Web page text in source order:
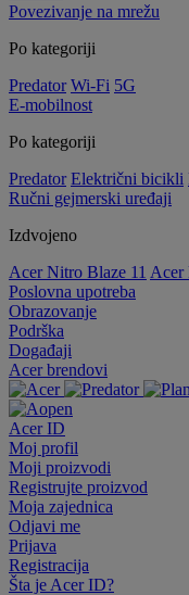
Povezivanje na mrežu
Po kategoriji
Predator Wi-Fi 5G
E-mobilnost
Po kategoriji
Predator Električni bicikli
Ručni gejmerski uređaji
Izdvojeno
Acer Nitro Blaze 11 Acer
Poslovna upotreba
Obrazovanje
Podrška
Događaji
Acer brendovi
Acer ID
Moj profil
Moji proizvodi
Registrujte proizvod
Moja zajednica
Odjavi me
Prijava
Registracija
Šta je Acer ID?